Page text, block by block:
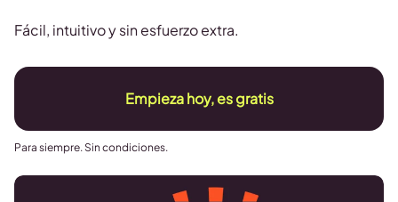
Fácil, intuitivo y sin esfuerzo extra.
Empieza hoy, es gratis
Para siempre. Sin condiciones.